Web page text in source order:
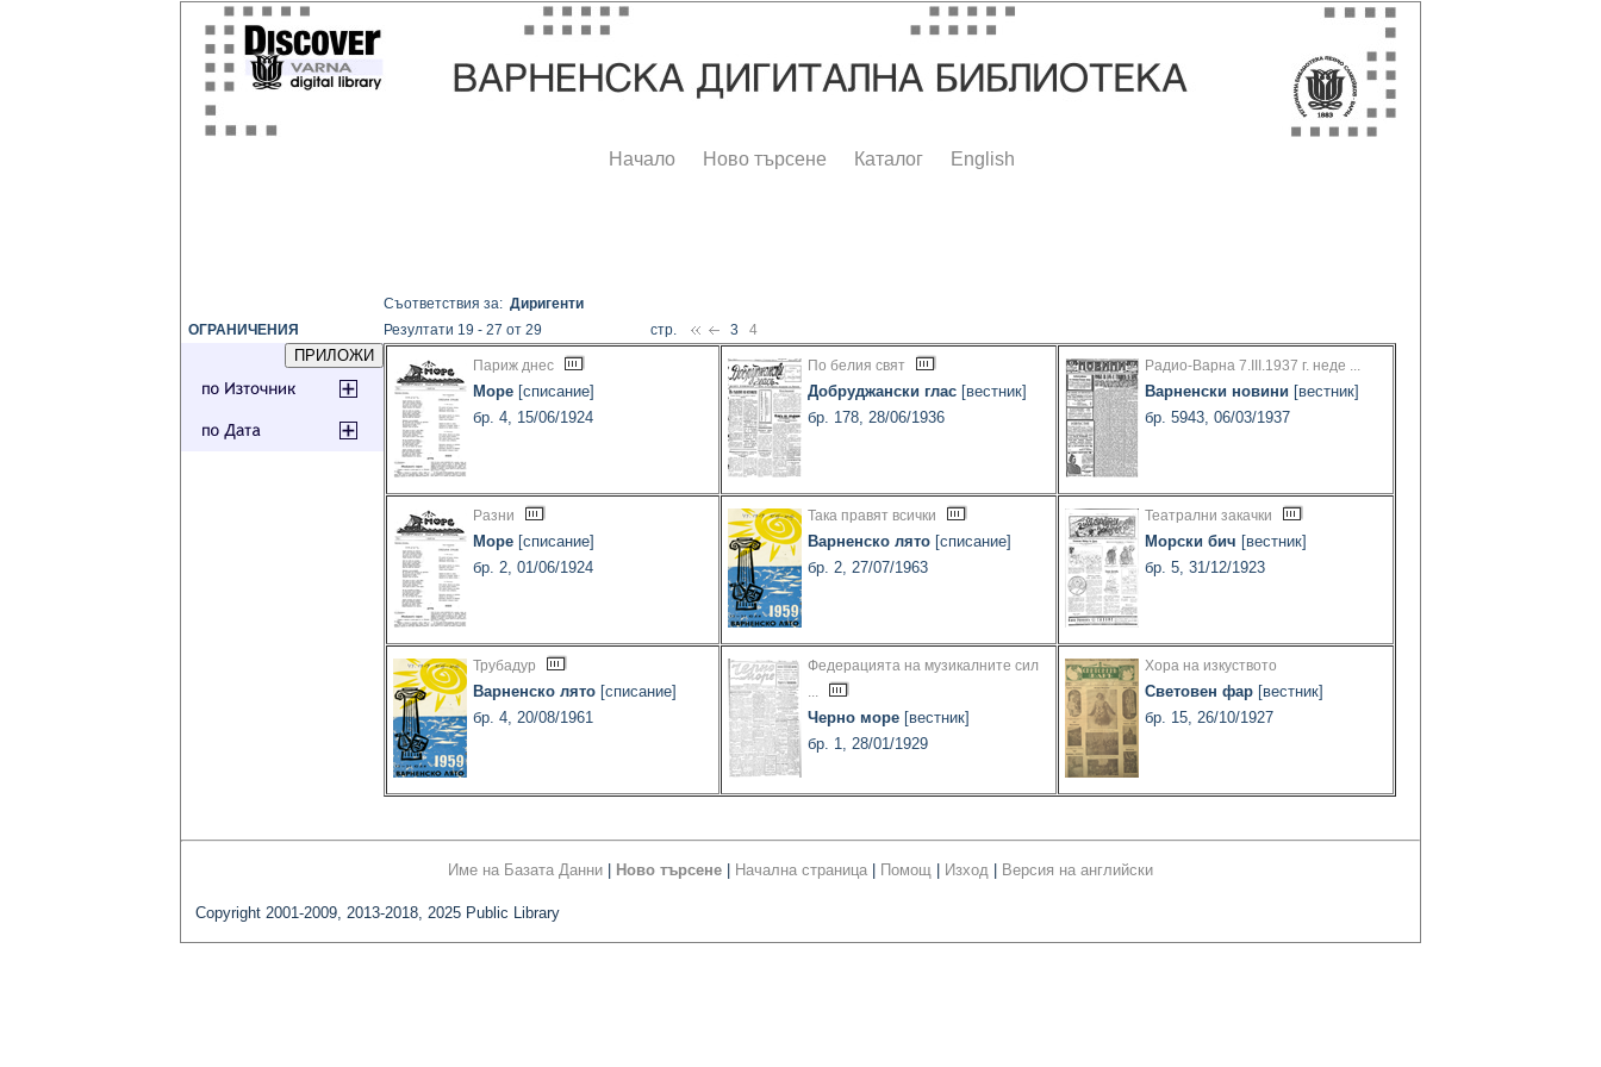
Начало Ново търсене Каталог English
ОГРАНИЧЕНИЯ
Съответствия за: Диригенти
Резултати 19 - 27 от 29
стр. 3 4
Париж днес
Море [списание]
бр. 4, 15/06/1924
По белия свят
Добруджански глас [вестник]
бр. 178, 28/06/1936
Радио-Варна 7.III.1937 г. неде ...
Варненски новини [вестник]
бр. 5943, 06/03/1937
Разни
Море [списание]
бр. 2, 01/06/1924
Така правят всички
Варненско лято [списание]
бр. 2, 27/07/1963
Театрални закачки
Морски бич [вестник]
бр. 5, 31/12/1923
Трубадур
Варненско лято [списание]
бр. 4, 20/08/1961
Федерацията на музикалните сил
...
Черно море [вестник]
бр. 1, 28/01/1929
Хора на изкуството
Световен фар [вестник]
бр. 15, 26/10/1927
Име на Базата Данни Ново търсене Начална страница Помощ Изход Версия на английски
Copyright 2001-2009, 2013-2018, 2025 Public Library